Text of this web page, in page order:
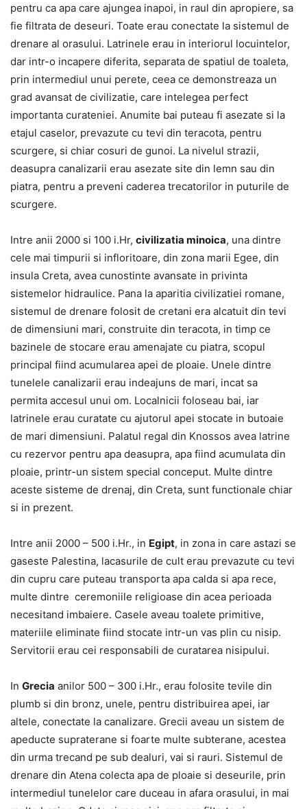
pentru ca apa care ajungea inapoi, in raul din apropiere, sa
fie filtrata de deseuri. Toate erau conectate la sistemul de
drenare al orasului. Latrinele erau in interiorul locuintelor,
dar intr-o incapere diferita, separata de spatiul de toaleta,
prin intermediul unui perete, ceea ce demonstreaza un
grad avansat de civilizatie, care intelegea perfect
importanta curateniei. Anumite bai puteau fi asezate si la
etajul caselor, prevazute cu tevi din teracota, pentru
scurgere, si chiar cosuri de gunoi. La nivelul strazii,
deasupra canalizarii erau asezate site din lemn sau din
piatra, pentru a preveni caderea trecatorilor in puturile de
scurgere.
Intre anii 2000 si 100 i.Hr, civilizatia minoica, una dintre
cele mai timpurii si infloritoare, din zona marii Egee, din
insula Creta, avea cunostinte avansate in privinta
sistemelor hidraulice. Pana la aparitia civilizatiei romane,
sistemul de drenare folosit de cretani era alcatuit din tevi
de dimensiuni mari, construite din teracota, in timp ce
bazinele de stocare erau amenajate cu piatra, scopul
principal fiind acumularea apei de ploaie. Unele dintre
tunelele canalizarii erau indeajuns de mari, incat sa
permita accesul unui om. Localnicii foloseau bai, iar
latrinele erau curatate cu ajutorul apei stocate in butoaie
de mari dimensiuni. Palatul regal din Knossos avea latrine
cu rezervor pentru apa deasupra, apa fiind acumulata din
ploaie, printr-un sistem special conceput. Multe dintre
aceste sisteme de drenaj, din Creta, sunt functionale chiar
si in prezent.
Intre anii 2000 – 500 i.Hr., in Egipt, in zona in care astazi se
gaseste Palestina, lacasurile de cult erau prevazute cu tevi
din cupru care puteau transporta apa calda si apa rece,
multe dintre ceremoniile religioase din acea perioada
necesitand imbaiere. Casele aveau toalete primitive,
materiile eliminate fiind stocate intr-un vas plin cu nisip.
Servitorii erau cei responsabili de curatarea nisipului.
In Grecia anilor 500 – 300 i.Hr., erau folosite tevile din
plumb si din bronz, unele, pentru distribuirea apei, iar
altele, conectate la canalizare. Grecii aveau un sistem de
apeducte supraterane si foarte multe subterane, acestea
din urma trecand pe sub dealuri, vai si rauri. Sistemul de
drenare din Atena colecta apa de ploaie si deseurile, prin
intermediul tunelelor care duceau in afara orasului, in mai